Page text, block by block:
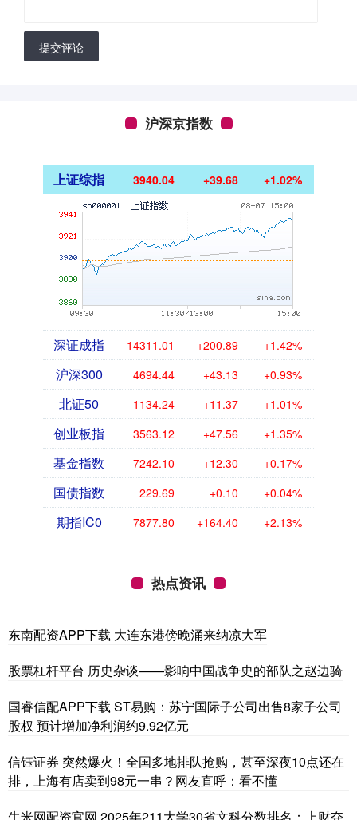
提交评论
沪深京指数
上证综指 3940.04 +39.68 +1.02%
深证成指 14311.01 +200.89 +1.42%
沪深300 4694.44 +43.13 +0.93%
北证50 1134.24 +11.37 +1.01%
创业板指 3563.12 +47.56 +1.35%
基金指数 7242.10 +12.30 +0.17%
国债指数 229.69 +0.10 +0.04%
期指IC0 7877.80 +164.40 +2.13%
热点资讯
东南配资APP下载 大连东港傍晚涌来纳凉大军
股票杠杆平台 历史杂谈——影响中国战争史的部队之赵边骑
国睿信配APP下载 ST易购：苏宁国际子公司出售8家子公司
股权 预计增加净利润约9.92亿元
信钰证券 突然爆火！全国多地排队抢购，甚至深夜10点还在
排，上海有店卖到98元一串？网友直呼：看不懂
牛米网配资官网 2025年211大学30省文科分数排名：上财夺